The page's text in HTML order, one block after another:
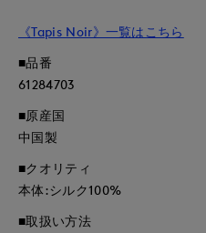
《Tapis Noir》一覧はこちら
■品番
61284703
■原産国
中国製
■クオリティ
本体:シルク100%
■取扱い方法